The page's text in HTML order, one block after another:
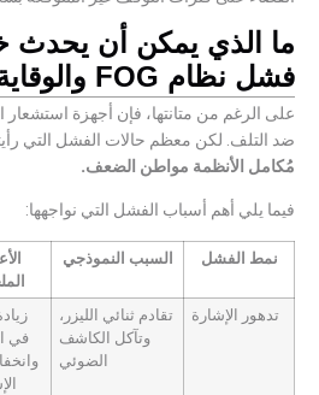
ما الذي يمكن أن يحدث
فشل نظام FOG والوقاية منه
على الرغم من متانتها، فإن أجهزة
ضد التلف. لكن معظم حالات الفشل التي
مُكامل الأنظمة مواطن الضعف.
فيما يلي أهم أسباب الفشل التي نواجهها:
نمط الفشل السبب النموذجي
تدهور الإشارة
تقادم ثنائي الليزر،
وتآكل الكاشف
الضوئي
في